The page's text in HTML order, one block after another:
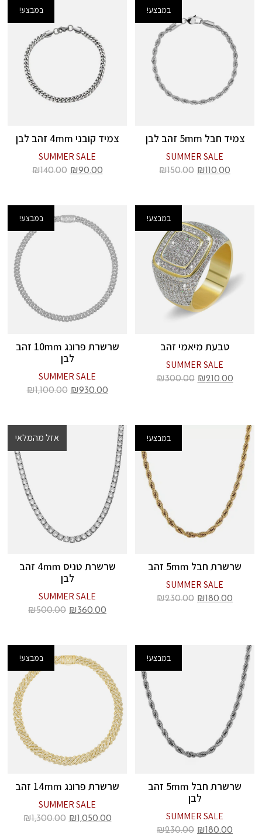
במבצע!
צמיד חבל 5mm זהב לבן
SUMMER SALE
₪ 110.00
₪150.00
במבצע!
צמיד קובני 4mm זהב לבן
SUMMER SALE
₪90.00
₪140.00
במבצע!
טבעת מיאמי זהב
SUMMER SALE
₪210.00
₪300.00
במבצע!
שרשרת פרונג 10mm זהב
לבן
SUMMER SALE
₪930.00
₪1,100.00
במבצע!
שרשרת חבל 5mm זהב
SUMMER SALE
₪ 180.00
₪230.00
אזל מהמלאי
במבצע!
שרשרת טניס 4mm זהב
לבן
SUMMER SALE
₪360.00
₪500.00
במבצע!
שרשרת חבל 5mm זהב
לבן
SUMMER SALE
₪ 180.00
₪230.00
במבצע!
שרשרת פרונג 14mm זהב
SUMMER SALE
₪ 1,050.00
₪1,300.00